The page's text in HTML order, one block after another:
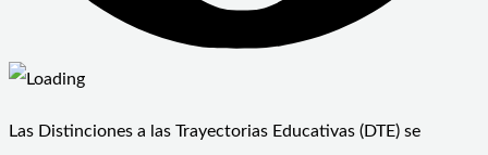
Las Distinciones a las Trayectorias Educativas (DTE) se